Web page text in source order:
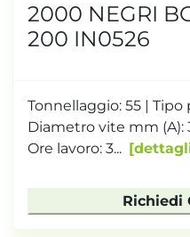
2000 NEGRI
200 IN0526
Tonnellaggio: 55 | Tipo
Diametro vite mm (A):
Ore lavoro: 3...
Richiedi